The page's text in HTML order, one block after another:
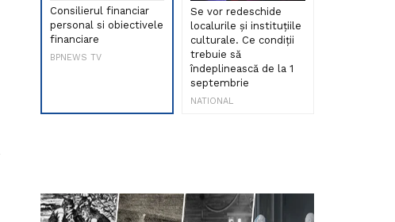
Consilierul financiar
personal si obiectivele
financiare
BPNEWS TV
Se vor redeschide
localurile și instituțiile
culturale. Ce condiții
trebuie să
îndeplinească de la 1
septembrie
NATIONAL